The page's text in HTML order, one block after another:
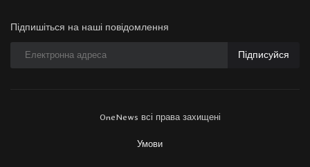
Підпишіться на наші повідомлення
Підписуйся
OneNews всі права захищені
Умови